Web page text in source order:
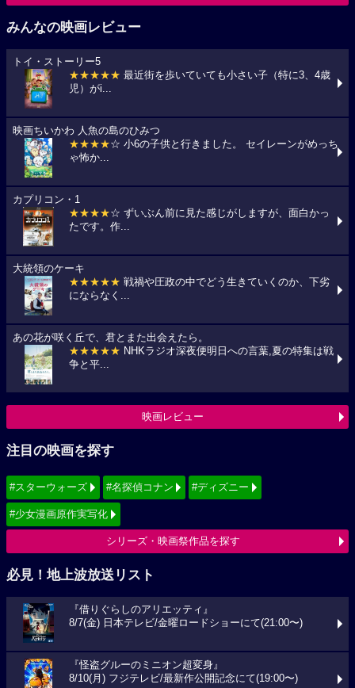
みんなの映画レビュー
トイ・ストーリー5
★★★★★ 最近街を歩いていても小さい子（特に3、4歳
児）がi...
映画ちいかわ 人魚の島のひみつ
★★★★☆ 小6の子供と行きました。 セイレーンがめっち
ゃ怖か...
カプリコン・1
★★★★☆ ずいぶん前に見た感じがしますが、面白かっ
たです。作...
大統領のケーキ
★★★★★ 戦禍や圧政の中でどう生きていくのか、下劣
にならなく...
あの花が咲く丘で、君とまた出会えたら。
★★★★★ NHKラジオ深夜便明日への言葉,夏の特集は戦
争と平...
映画レビュー
注目の映画を探す
#スターウォーズ #名探偵コナン #ディズニー
#少女漫画原作実写化
シリーズ・映画祭作品を探す
必見！地上波放送リスト
『借りぐらしのアリエッティ』
8/7(金) 日本テレビ/金曜ロードショーにて(21:00〜)
『怪盗グルーのミニオン超変身』
8/10(月) フジテレビ/最新作公開記念にて(19:00〜)